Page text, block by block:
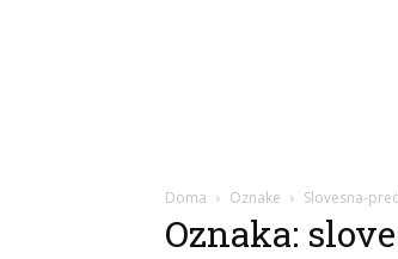
Doma Oznake Slovesna-
Oznaka: